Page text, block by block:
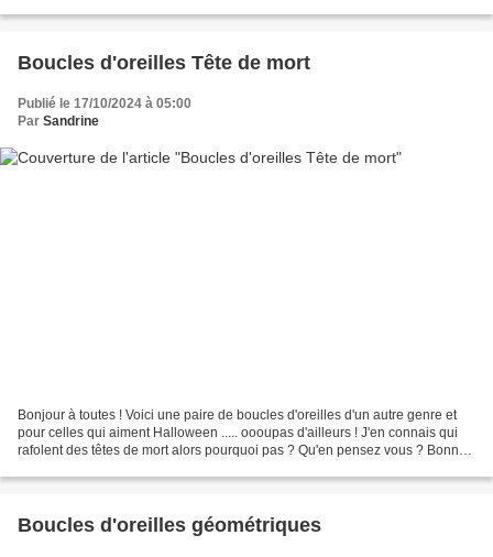
Boucles d'oreilles Tête de mort
Publié le 17/10/2024 à 05:00
Par Sandrine
Bonjour à toutes ! Voici une paire de boucles d'oreilles d'un autre genre et
pour celles qui aiment Halloween ..... oooupas d'ailleurs ! J'en connais qui
rafolent des têtes de mort alors pourquoi pas ? Qu'en pensez vous ? Bonne
Boucles d'oreilles géométriques